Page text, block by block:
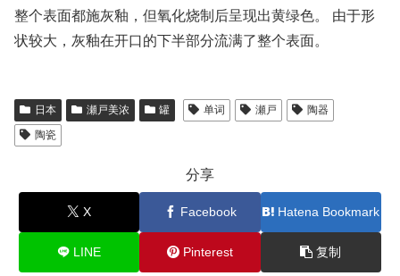
整个表面都施灰釉，但氧化烧制后呈现出黄绿色。 由于形
状较大，灰釉在开口的下半部分流满了整个表面。
日本 瀬戸美浓 罐 单词 瀬戸
陶器
陶瓷
分享
X Facebook Hatena Bookmark
LINE Pinterest 复制